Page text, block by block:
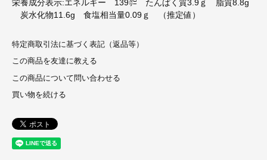
栄養成分表示:エネルギー 139㌍ たんぱく質3.9ｇ 脂質8.8g
炭水化物11.6g 食塩相当量0.09ｇ （推定値）
特定商取引法に基づく表記（返品等）
この商品を友達に教える
この商品について問い合わせる
買い物を続ける